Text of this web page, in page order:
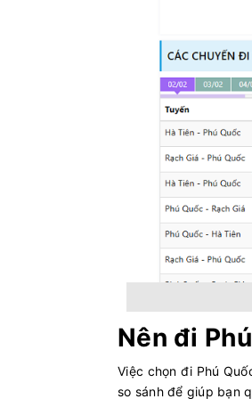
Cô Tô - Vân Đồn
Sa Kỳ - Lý Sơn
Phú Quốc - Rạch Giá
Phú Quý - Phan
Rạch Giá - Phú Quốc
Nên đi
Việc chọn đi Phú
so sánh để giúp bạn